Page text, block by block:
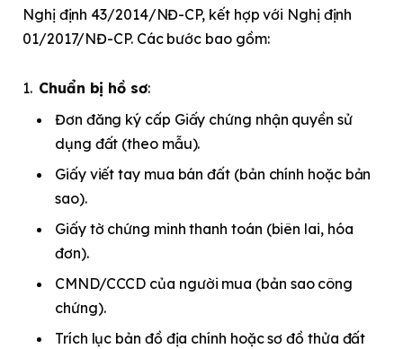
Nghị định 43/2014/NĐ-CP, kết hợp với Nghị định
01/2017/NĐ-CP. Các bước bao gồm:
Chuẩn bị hồ sơ:
Đơn đăng ký cấp Giấy chứng nhận quyền sử
dụng đất (theo mẫu).
Giấy viết tay mua bán đất (bản chính hoặc bản
sao).
Giấy tờ chứng minh thanh toán (biên lai, hóa
đơn).
CMND/CCCD của người mua (bản sao công
chứng).
Trích lục bản đồ địa chính hoặc sơ đồ thửa đất